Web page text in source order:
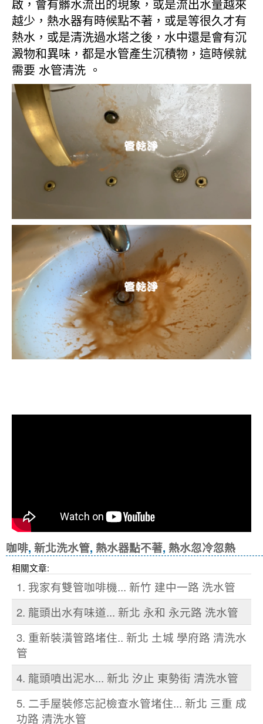
啟，會有髒水流出的現象，或是流出水量越來
越少，熱水器有時候點不著，或是等很久才有
熱水，或是清洗過水塔之後，水中還是會有沉
澱物和異味，都是水管產生沉積物，這時候就
需要 水管清洗 。
咖啡, 新北洗水管, 熱水器點不著, 熱水忽冷忽熱
相關文章:
1. 我家有雙管咖啡機... 新竹 建中一路 洗水管
2. 龍頭出水有味道... 新北 永和 永元路 洗水管
3. 重新裝潢管路堵住.. 新北 土城 學府路 清洗水
管
4. 龍頭噴出泥水... 新北 汐止 東勢街 清洗水管
5. 二手屋裝修忘記檢查水管堵住... 新北 三重 成
功路 清洗水管